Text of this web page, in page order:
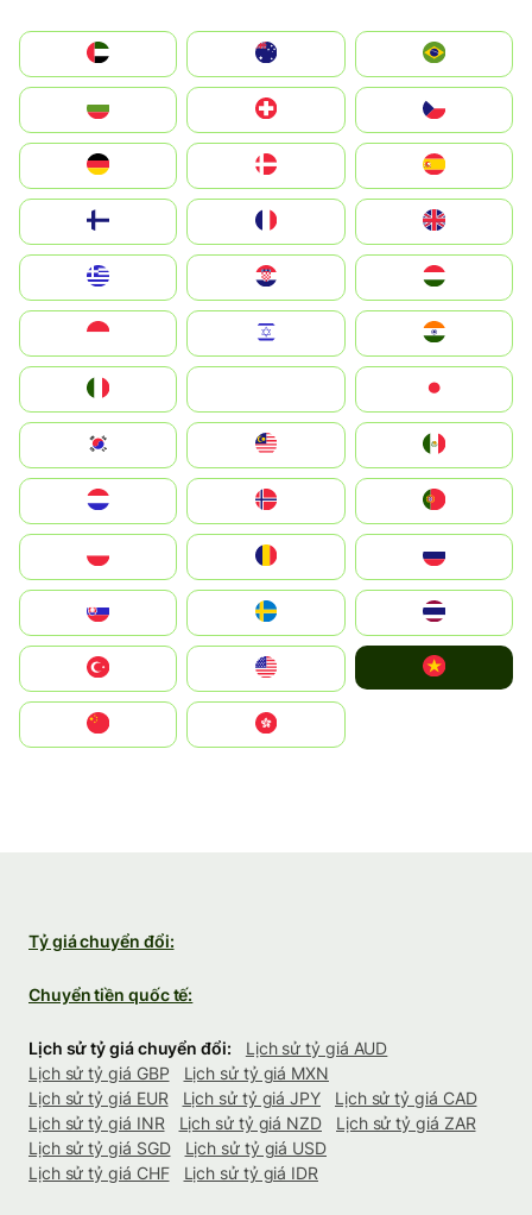
الإمارات العربية المتحدة
Switzerland
Deutschland
United Kingdom
Magyarország
South Korea
United States
中國香港特別行政區
Tỷ giá chuyển đổi:
Chuyển tiền quốc tế:
Lịch sử tỷ giá chuyển đổi:
Lịch sử tỷ giá AUD
Lịch sử tỷ giá GBP
Lịch sử tỷ giá MXN
Lịch sử tỷ giá EUR
Lịch sử tỷ giá JPY
Lịch sử tỷ giá CAD
Lịch sử tỷ giá INR
Lịch sử tỷ giá NZD
Lịch sử tỷ giá ZAR
Lịch sử tỷ giá SGD
Lịch sử tỷ giá USD
Lịch sử tỷ giá CHF
Lịch sử tỷ giá IDR